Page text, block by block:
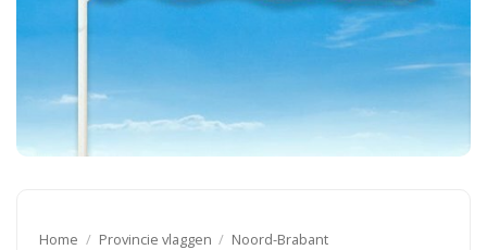
Home / Provincie vlaggen / Noord-Brabant